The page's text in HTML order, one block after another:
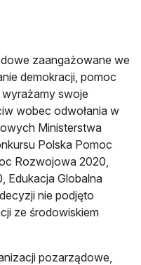
zaangażowane we
demokracji, pomoc
wyrażamy swoje
wobec odwołania w
Ministerstwa
Polska Pomoc
Rozwojowa 2020,
Edukacja Globalna
nie podjęto
ze środowiskiem
pozarządowe,